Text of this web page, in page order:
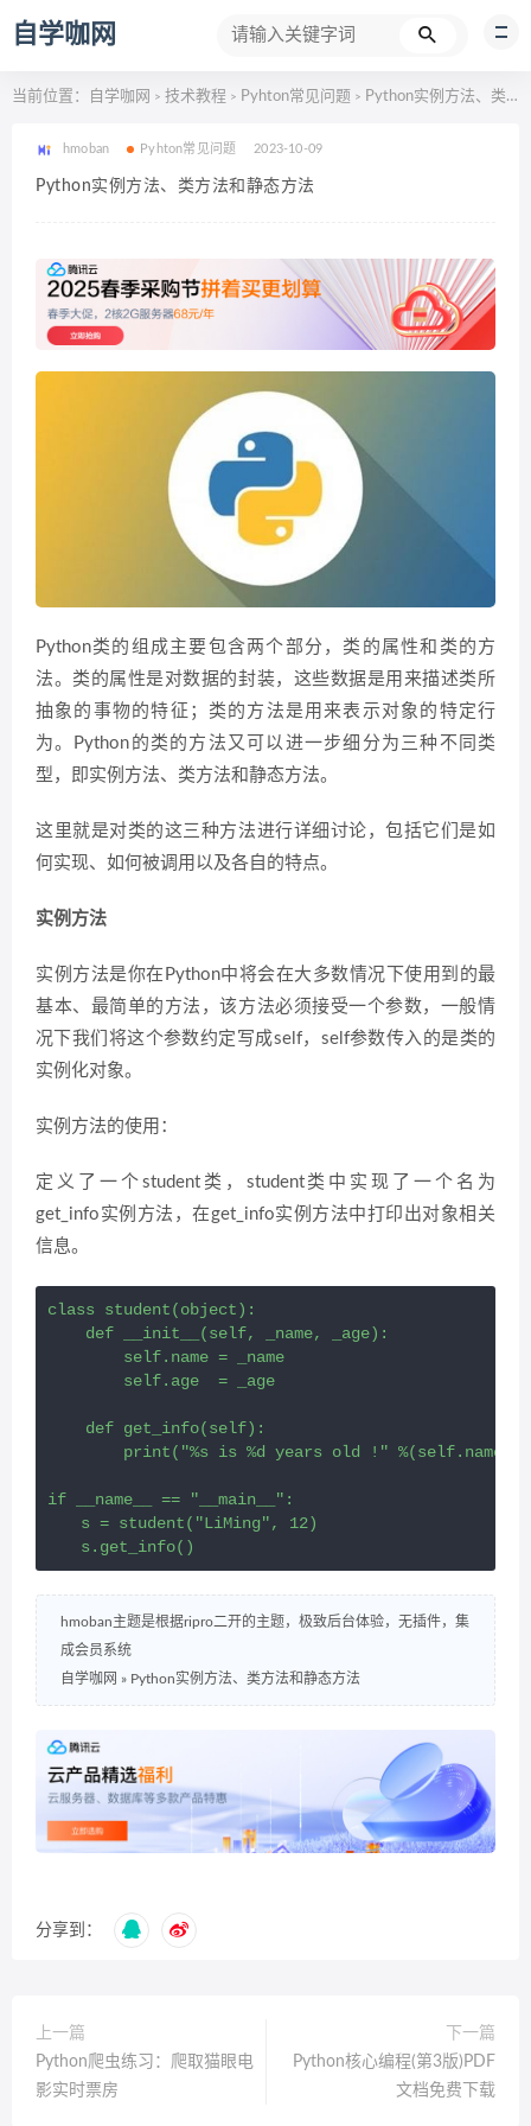
自学咖网
当前位置： 自学咖网 > 技术教程 > Pyhton常见问题 > Python实例方法、类方法和静态方法
hmoban Pyhton常见问题 2023-10-09
Python实例方法、类方法和静态方法
Python类的组成主要包含两个部分，类的属性和类的方
法。类的属性是对数据的封装，这些数据是用来描述类所
抽象的事物的特征；类的方法是用来表示对象的特定行
为。Python的类的方法又可以进一步细分为三种不同类
型，即实例方法、类方法和静态方法。
这里就是对类的这三种方法进行详细讨论，包括它们是如
何实现、如何被调用以及各自的特点。
实例方法
实例方法是你在Python中将会在大多数情况下使用到的最
基本、最简单的方法，该方法必须接受一个参数，一般情
况下我们将这个参数约定写成self，self参数传入的是类的
实例化对象。
实例方法的使用：
定义了一个student类，student类中实现了一个名为
get_info实例方法，在get_info实例方法中打印出对象相关
信息。
class student(object):
    def __init__(self, _name, _age):
        self.name = _name
        self.age  = _age
    def get_info(self):
print("%s is %d years old !" %(self.name,
if __name__ == "__main__":
s = student("LiMing", 12)
s.get_info()
hmoban主题是根据ripro二开的主题，极致后台体验，无插件，集
成会员系统
自学咖网 » Python实例方法、类方法和静态方法
分享到：
上一篇
Python爬虫练习：爬取猫眼电
影实时票房
下一篇
Python核心编程(第3版)PDF
文档免费下载